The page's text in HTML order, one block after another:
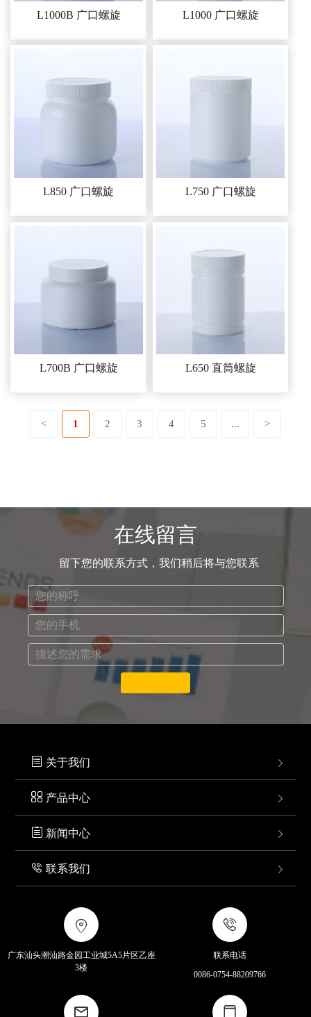
L1000B 广口螺旋 L1000 广口螺旋
L850 广口螺旋 L750 广口螺旋
L700B 广口螺旋 L650 直筒螺旋
< 1 2 3 4 5 ... >
在线留言
留下您的联系方式，我们稍后将与您联系
 关于我们 
 产品中心 
 新闻中心 
 联系我们 

广东汕头潮汕路金园工业城5A5片区乙座
3楼

联系电话
0086-0754-88209766
 